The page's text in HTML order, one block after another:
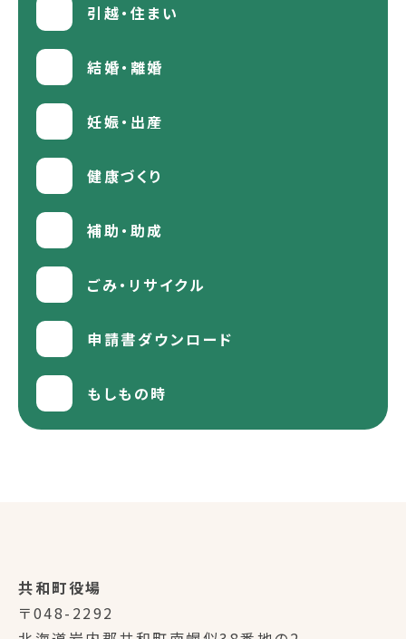
引越・住まい
結婚・離婚
妊娠・出産
健康づくり
補助・助成
ごみ・リサイクル
申請書ダウンロード
もしもの時
共和町役場
〒048-2292